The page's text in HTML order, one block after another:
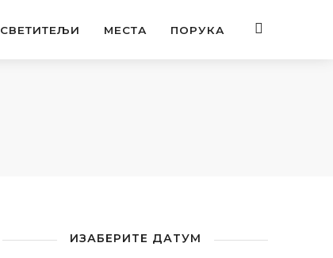
СВЕТИТЕЉИ МЕСТА ПОРУКА
ИЗАБЕРИТЕ ДАТУМ